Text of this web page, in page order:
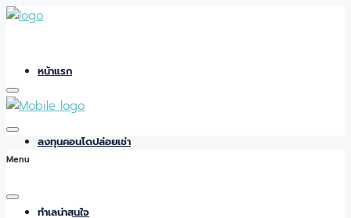
หน้าแรก
ลงทุนคอนโดปล่อยเช่า
ทำเลน่าสนใจ
Menu